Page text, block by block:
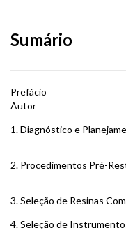
Sumário
Prefácio
Autor
1. Diagnóstico e
2. Procedimentos Pré-
3. Seleção de Resinas
4. Seleção de